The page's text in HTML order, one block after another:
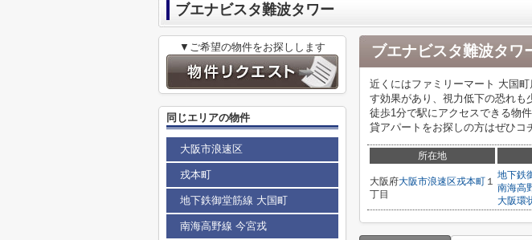
ブエナビスタ難波タワー
ブエナビスタ難波タワ
近くにはファミリーマート 大国
す効果があり、視力低下の恐れも
徒歩1分で駅にアクセスできる物
貸アパートをお探しの方はぜひコ
所在地
大阪府大阪市浪速区戎本町 １
丁目
地下鉄
南海高
大阪環
▼ご希望の物件をお探しします
同じエリアの物件
大阪市浪速区
戎本町
地下鉄御堂筋線 大国町
南海高野線 今宮戎